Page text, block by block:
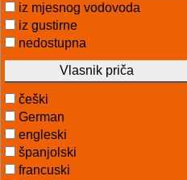
iz mjesnog vodovoda
iz gustirne
nedostupna
Vlasnik priča
češki
German
engleski
španjolski
francuski